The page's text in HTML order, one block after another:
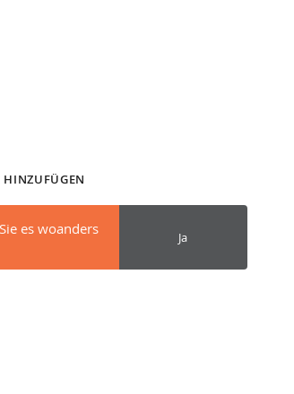
HINZUFÜGEN
es woanders
Ja